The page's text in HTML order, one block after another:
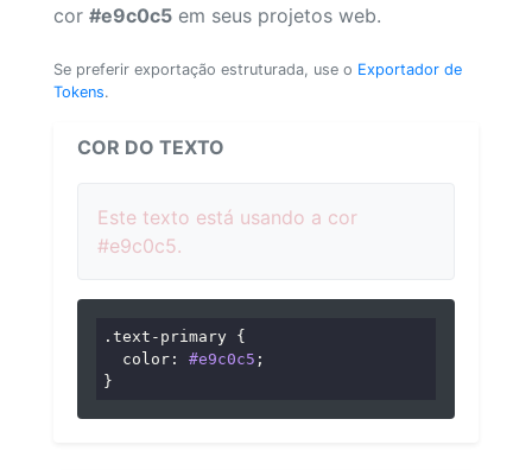
cor #e9c0c5 em seus projetos web.
Se preferir exportação estruturada, use o Exportador de
Tokens.
COR DO TEXTO
Este texto está usando a cor
#e9c0c5.
.text-primary {
color : #e9c0c5 ;
}